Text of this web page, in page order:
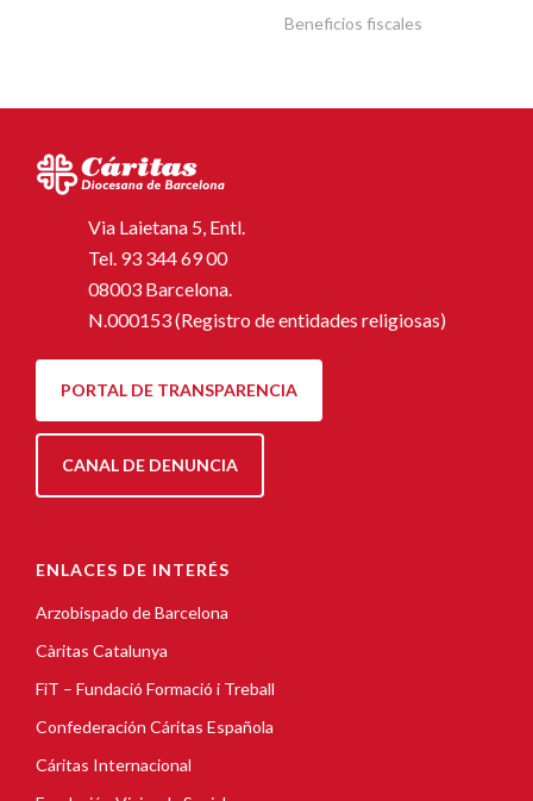
Beneficios fiscales
Via Laietana 5, Entl.
Tel. 93 344 69 00
08003 Barcelona.
N.000153 (Registro de entidades religiosas)
PORTAL DE TRANSPARENCIA
CANAL DE DENUNCIA
ENLACES DE INTERÉS
Arzobispado de Barcelona
Càritas Catalunya
FiT – Fundació Formació i Treball
Confederación Cáritas Española
Cáritas Internacional